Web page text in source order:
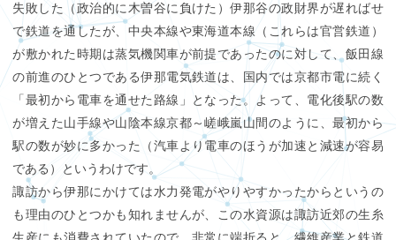
失敗した（政治的に木曽谷に負けた）伊那谷の政財界が遅ればせ
で鉄道を通したが、中央本線や東海道本線（これらは官営鉄道）
が敷かれた時期は蒸気機関車が前提であったのに対して、飯田線
の前進のひとつである伊那電気鉄道は、国内では京都市電に続く
「最初から電車を通せた路線」となった。よって、電化後駅の数
が増えた山手線や山陰本線京都～嵯峨嵐山間のように、最初から
駅の数が妙に多かった（汽車より電車のほうが加速と減速が容易
である）というわけです。
諏訪から伊那にかけては水力発電がやりやすかったからというの
も理由のひとつかも知れませんが、この水資源は諏訪近郊の生糸